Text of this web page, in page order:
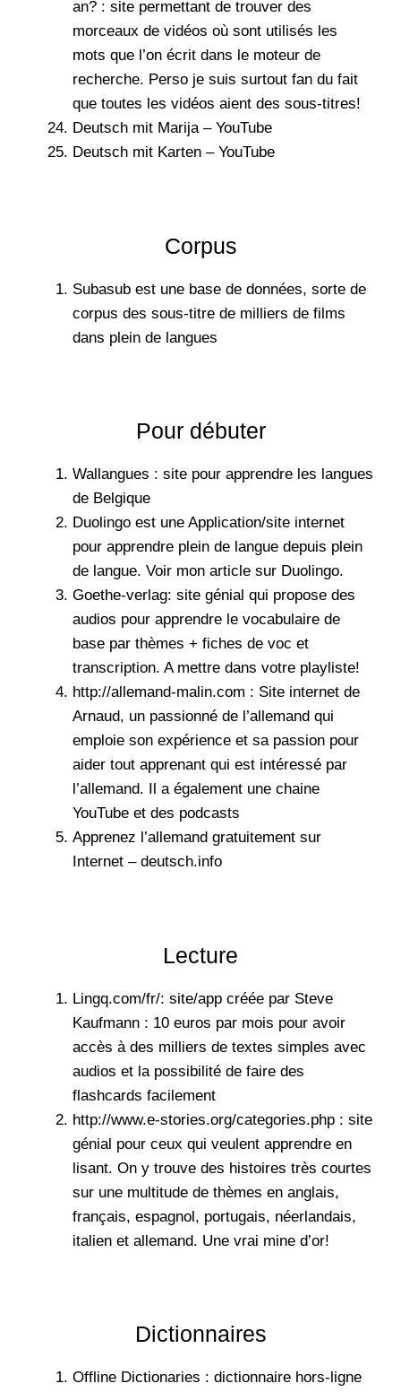
an? : site permettant de trouver des
morceaux de vidéos où sont utilisés les
mots que l’on écrit dans le moteur de
recherche. Perso je suis surtout fan du fait
que toutes les vidéos aient des sous-titres!
Deutsch mit Marija – YouTube
Deutsch mit Karten – YouTube
Corpus
Subasub est une base de données, sorte de
corpus des sous-titre de milliers de films
dans plein de langues
Pour débuter
Wallangues : site pour apprendre les langues
de Belgique
Duolingo est une Application/site internet
pour apprendre plein de langue depuis plein
de langue. Voir mon article sur Duolingo.
Goethe-verlag: site génial qui propose des
audios pour apprendre le vocabulaire de
base par thèmes + fiches de voc et
transcription. A mettre dans votre playliste!
http://allemand-malin.com : Site internet de
Arnaud, un passionné de l’allemand qui
emploie son expérience et sa passion pour
aider tout apprenant qui est intéressé par
l’allemand. Il a également une chaine
YouTube et des podcasts
Apprenez l’allemand gratuitement sur
Internet – deutsch.info
Lecture
Lingq.com/fr/: site/app créée par Steve
Kaufmann : 10 euros par mois pour avoir
accès à des milliers de textes simples avec
audios et la possibilité de faire des
flashcards facilement
http://www.e-stories.org/categories.php : site
génial pour ceux qui veulent apprendre en
lisant. On y trouve des histoires très courtes
sur une multitude de thèmes en anglais,
français, espagnol, portugais, néerlandais,
italien et allemand. Une vrai mine d’or!
Dictionnaires
Offline Dictionaries : dictionnaire hors-ligne